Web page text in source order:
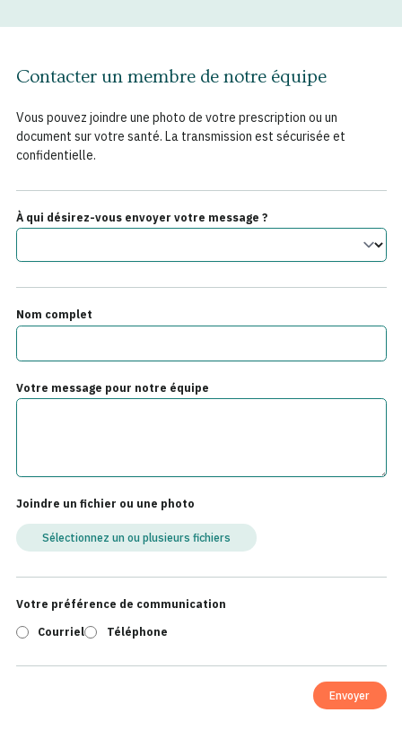
Contacter un membre de notre équipe
Vous pouvez joindre une photo de votre prescription ou un
document sur votre santé. La transmission est sécurisée et
confidentielle.
À qui désirez-vous envoyer votre message ?
Nom complet
Votre message pour notre équipe
Joindre un fichier ou une photo
Sélectionnez un ou plusieurs fichiers
Votre préférence de communication
Courriel
Téléphone
Envoyer